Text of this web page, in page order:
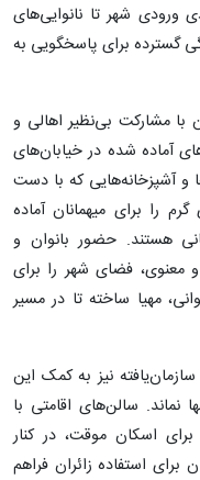
ورودی شهر تا نانوایی‌های
گسترده برای پاسخگویی به
مشارکت بی‌نظیر اهالی و
آماده شده در خیابان‌های
و آشپزخانه‌هایی که با دست
را برای میهمانان آماده
هستند. حضور بانوان و
معنوی، فضای شهر را برای
مهیا ساخته تا در مسیر
نیز به کمک این
نماند. سالن‌های اقامتی با
اسکان موقت، در کنار
استفاده زائران فراهم